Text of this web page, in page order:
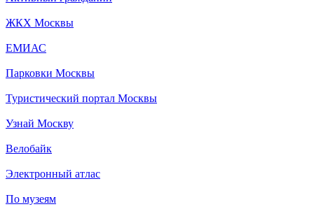
ЖКХ Москвы
ЕМИАС
Парковки Москвы
Туристический портал Москвы
Узнай Москву
Велобайк
Электронный атлас
По музеям